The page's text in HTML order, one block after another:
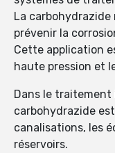
La
prévenir la
Cette application
haute pression et
Dans le
carbohydrazide
canalisations, les
réservoirs.